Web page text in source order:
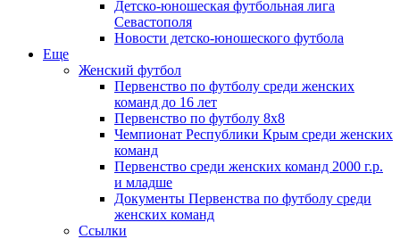
Детско-юношеская футбольная лига
Севастополя
Новости детско-юношеского футбола
Еще
Женский футбол
Первенство по футболу среди женских
команд до 16 лет
Первенство по футболу 8х8
Чемпионат Республики Крым среди женских
команд
Первенство среди женских команд 2000 г.р.
и младше
Документы Первенства по футболу среди
женских команд
Ссылки